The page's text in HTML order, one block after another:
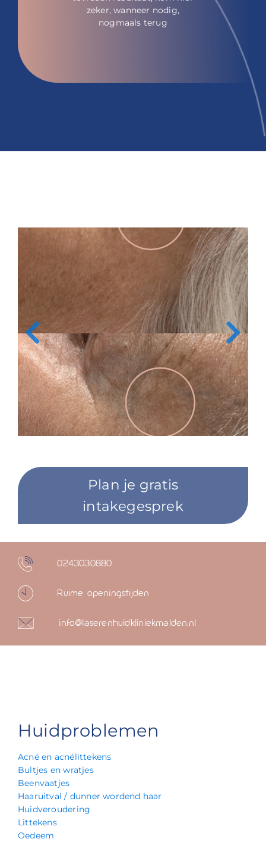
Plan je gratis
intakegesprek
0243030880
Ruime openingstijden
info@laserenhuidkliniekmalden.nl
Huidproblemen
Acné en acnélittekens
Bultjes en wratjes
Beenvaatjes
Haaruitval / dunner wordend haar
Huidveroudering
Littekens
Oedeem